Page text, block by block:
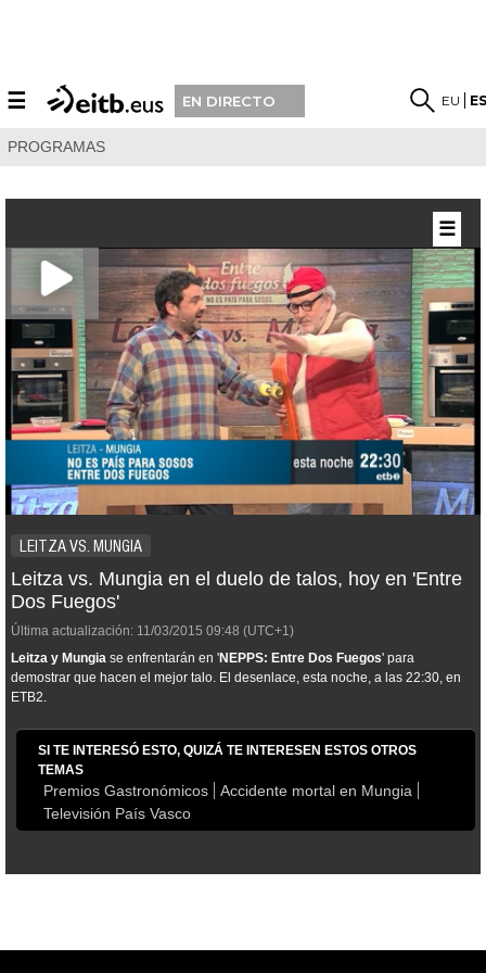
☰ EN DIRECTO EU
PROGRAMAS
LEITZA VS. MUNGIA
Leitza vs. Mungia en el duelo de talos, hoy en 'Entre
Dos Fuegos'
Última actualización: 11/03/2015 09:48 (UTC+1)
Leitza y Mungia se enfrentarán en 'NEPPS: Entre Dos Fuegos' para
demostrar que hacen el mejor talo. El desenlace, esta noche, a las 22:30, en
ETB2.
SI TE INTERESÓ ESTO, QUIZÁ TE INTERESEN ESTOS OTROS
TEMAS
Premios Gastronómicos
Accidente mortal en Mungia
Televisión País Vasco
☰